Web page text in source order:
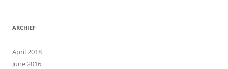
ARCHIEF
April 2018
June 2016